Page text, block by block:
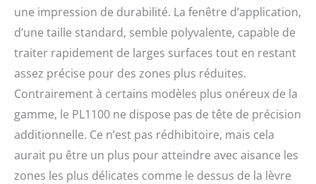
une impression de durabilité. La fenêtre d’application,
d’une taille standard, semble polyvalente, capable de
traiter rapidement de larges surfaces tout en restant
assez précise pour des zones plus réduites.
Contrairement à certains modèles plus onéreux de la
gamme, le PL1100 ne dispose pas de tête de précision
additionnelle. Ce n’est pas rédhibitoire, mais cela
aurait pu être un plus pour atteindre avec aisance les
zones les plus délicates comme le dessus de la lèvre